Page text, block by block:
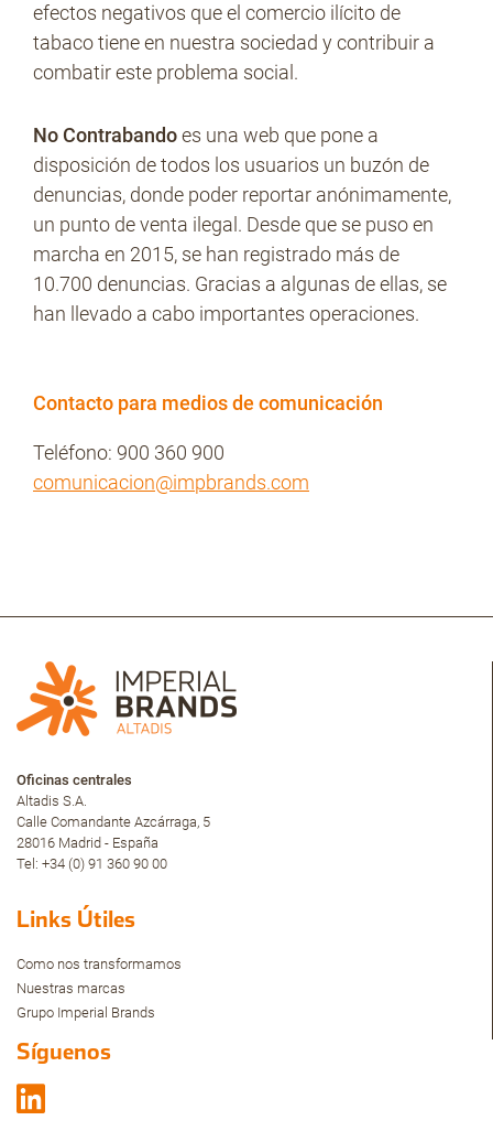
efectos negativos que el comercio ilícito de
tabaco tiene en nuestra sociedad y contribuir a
combatir este problema social.
No Contrabandoes una web que pone a
disposición de todos los usuarios un buzón de
denuncias, donde poder reportar anónimamente,
un punto de venta ilegal. Desde que se puso en
marcha en 2015, se han registrado más de
10.700 denuncias. Gracias a algunas de ellas, se
han llevado a cabo importantes operaciones.
Contacto para medios de comunicación
Teléfono: 900 360 900
comunicacion@impbrands.com
Oficinas centrales
Altadis S.A.
Calle Comandante Azcárraga, 5
28016 Madrid - España
Tel: +34 (0) 91 360 90 00
Links Útiles
Como nos transformamos
Nuestras marcas
Grupo Imperial Brands
Síguenos